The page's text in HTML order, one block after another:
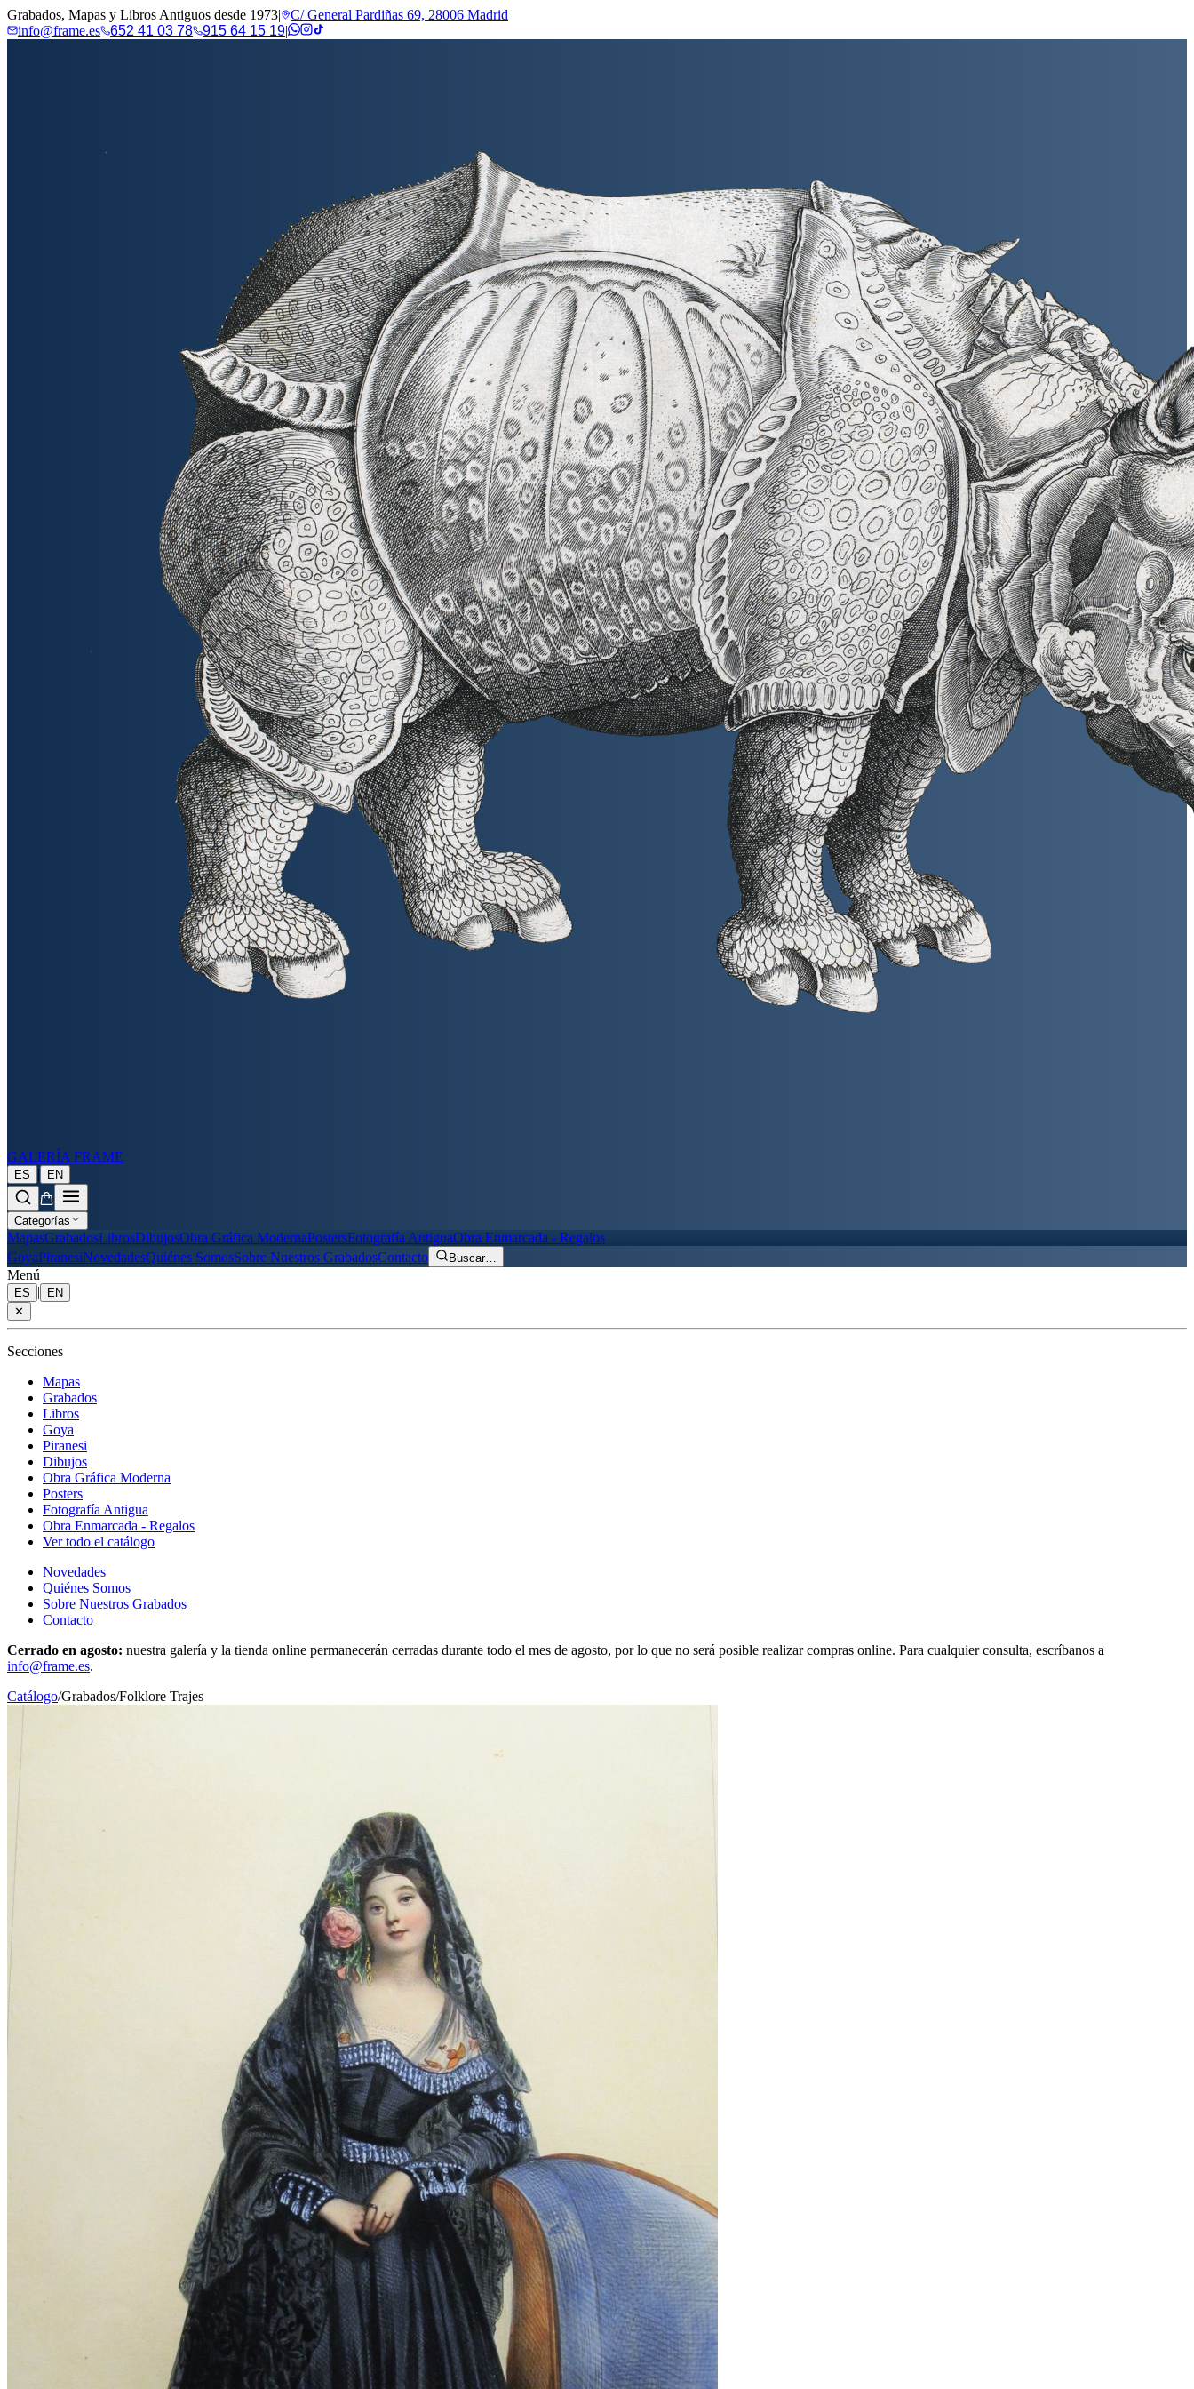
Grabados, Mapas y Libros Antiguos desde 1973|
C/ General Pardiñas 69, 28006 Madrid
info@frame.es
652 41 03 78 915 64 15 19|
GALERÍA FRAME
ES | EN
Categorías
MapasGrabadosLibrosDibujosObra Gráfica ModernaPostersFotografía AntiguaObra Enmarcada - Regalos
GoyaPiranesiNovedadesQuiénes SomosSobre Nuestros GrabadosContacto Buscar…
Menú
ES |
EN
✕
Secciones
Mapas
Grabados
Libros
Goya
Piranesi
Dibujos
Obra Gráfica Moderna
Posters
Fotografía Antigua
Obra Enmarcada - Regalos
Ver todo el catálogo
Novedades
Quiénes Somos
Sobre Nuestros Grabados
Contacto
Cerrado en agosto: nuestra galería y la tienda online permanecerán cerradas durante todo el mes de agosto, por lo que no será posible realizar compras online. Para cualquier consulta, escríbanos a
info@frame.es.
Catálogo/Grabados/Folklore Trajes